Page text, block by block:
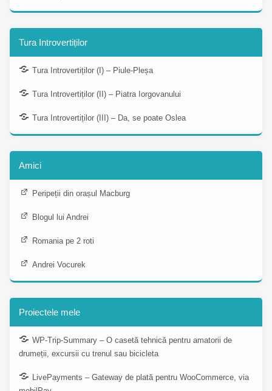
Tura Introvertiților
Tura Introvertiților (I) – Piule-Pleșa
Tura Introvertiților (II) – Piatra Iorgovanului
Tura Introvertiților (III) – Da, se poate Oslea
Amici
Peripeții din orașul Macburg
Blogul lui Andrei
Romania pe 2 roti
Andrei Vocurek
Proiectele mele
WP-Trip-Summary – O casetă tehnică pentru amatorii de
drumeții, excursii cu trenul sau bicicleta
LivePayments – Gateway de plată pentru WooCommerce, via